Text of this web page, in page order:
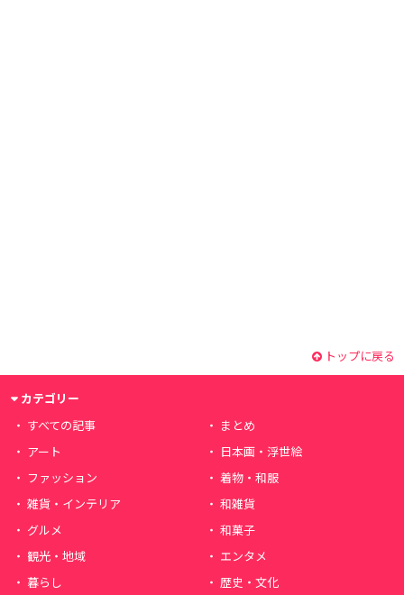
トップに戻る
カテゴリー
すべての記事
まとめ
アート
日本画・浮世絵
ファッション
着物・和服
雑貨・インテリア
和雑貨
グルメ
和菓子
観光・地域
エンタメ
暮らし
歴史・文化